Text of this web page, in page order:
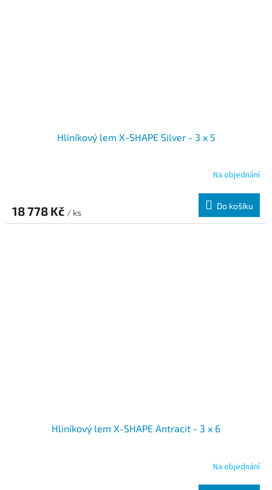
Hliníkový lem X-SHAPE Silver - 3 x 5
Na objednání
18 778 Kč / ks
Do košíku
Hliníkový lem X-SHAPE Antracit - 3 x 6
Na objednání